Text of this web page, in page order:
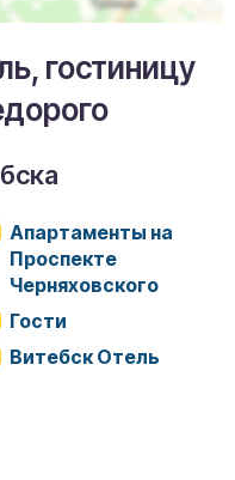
гостиницу
Апартаменты на
Проспекте
Черняховского
Гости
Витебск Отель